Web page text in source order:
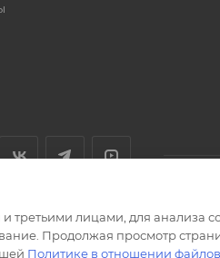
лицами, для анализа
Продолжая просмотр
Политике в отношении